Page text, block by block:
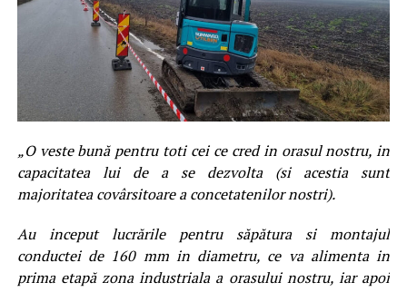
„O veste bună pentru toti cei ce cred in orasul nostru, in
capacitatea lui de a se dezvolta (si acestia sunt
majoritatea covârsitoare a concetatenilor nostri).
Au inceput lucrările pentru săpătura si montajul
conductei de 160 mm in diametru, ce va alimenta in
prima etapă zona industriala a orasului nostru, iar apoi